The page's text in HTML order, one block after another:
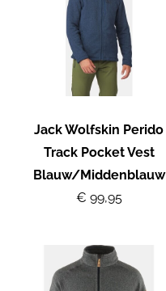
Jack Wolfskin Perido
Track Pocket Vest
Blauw/Middenblauw
€ 99,95